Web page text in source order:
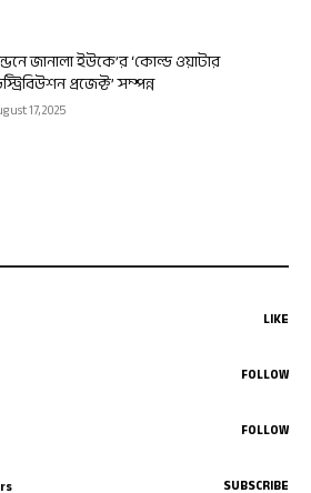
জানালা ইউকে’র ‘কোল্ড ওয়াটার
প্রজেক্ট’ সম্পন্ন
17, 2025
LIKE
FOLLOW
FOLLOW
SUBSCRIBE